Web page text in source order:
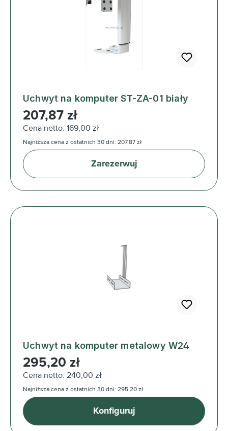
Uchwyt na komputer ST-ZA-01 biały
Cena regularna:
207,87 zł
Cena netto: 169,00 zł
Najniższa cena z ostatnich 30 dni: 207,87 zł
Zarezerwuj
Uchwyt na komputer metalowy W24
Cena regularna:
295,20 zł
Cena netto: 240,00 zł
Najniższa cena z ostatnich 30 dni: 295,20 zł
Konfiguruj